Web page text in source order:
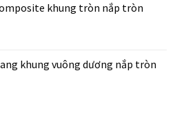
khung tròn nắp tròn
khung vuông dương nắp tròn